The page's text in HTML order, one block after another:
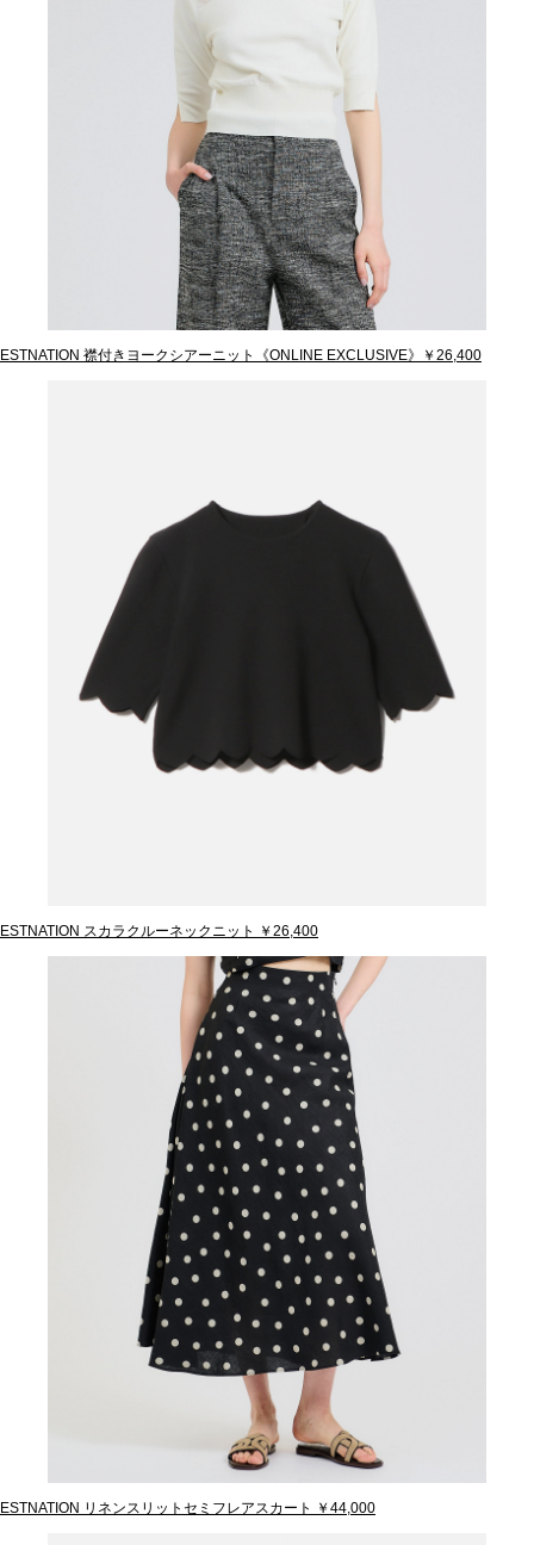
ESTNATION 襟付きヨークシアーニット《ONLINE EXCLUSIVE》￥26,400
ESTNATION スカラクルーネックニット ￥26,400
ESTNATION リネンスリットセミフレアスカート ￥44,000